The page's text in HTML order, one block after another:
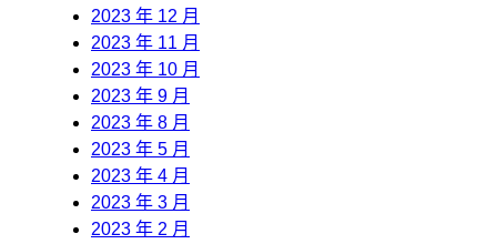
2023 年 12 月
2023 年 11 月
2023 年 10 月
2023 年 9 月
2023 年 8 月
2023 年 5 月
2023 年 4 月
2023 年 3 月
2023 年 2 月